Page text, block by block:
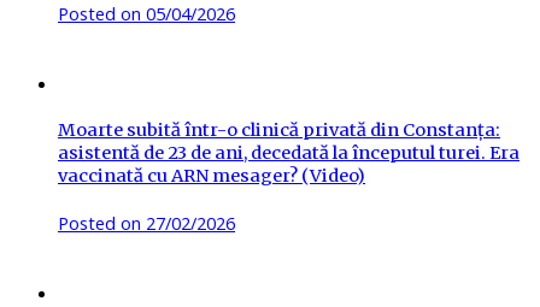
Posted on 05/04/2026
Moarte subită într-o clinică privată din Constanța:
asistentă de 23 de ani, decedată la începutul turei. Era
vaccinată cu ARN mesager? (Video)
Posted on 27/02/2026